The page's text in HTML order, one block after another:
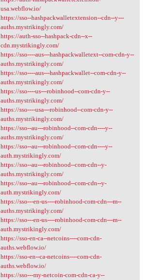
usa.webflow.io/
https://sso--hashpackwalletextension--cdn--y---
auths.mystrikingly.com/
https://auth-sso--hashpack-cdn--x--
cdn.mystrikingly.com/
https://sso----aus---hashpackwalletext--com-cdn-y--
auths.mystrikingly.com/
https://sso----aus---hashpackwallet--com-cdn-y--
auths.mystrikingly.com/
https://sso----us---robinhood--com-cdn-y--
auths.mystrikingly.com/
https://sso----usa---robinhood--com-cdn-y--
auths.mystrikingly.com/
https://sso--au---robinhood--com-cdn----y--
auths.mystrikingly.com/
https://sso--au---robinhood--com-cdn----y--
auth.mystrikingly.com/
https://sso--au---robinhood--com-cdn--y-
auths.mystrikingly.com/
https://sso--au---robinhood--com-cdn--y-
auth.mystrikingly.com/
https://sso---en-us----robinhood-com-cdn---m--
auths.mystrikingly.com/
https://sso---en-us----robinhood-com-cdn---m--
auth.mystrikingly.com/
https://sso-en-ca--netcoins----com-cdn-
auths.webflow.io/
https://sso-en--ca-netcoins----com-cdn-
auths.webflow.io/
https://sso---my-netcoin-com-cdn-ca-y--